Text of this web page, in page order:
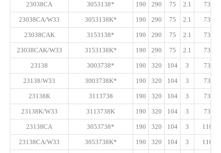
23038CA 3053138* 190 290 75 2.1 730
23038CA/W33 3053138K* 190 290 75 2.1 730
23038CAK 3153138* 190 290 75 2.1 730
23038CAK/W33 3153138K* 190 290 75 2.1 730
23138 3003738* 190 320 104 3 730
23138/W33 3003738K* 190 320 104 3 730
23138K 3113738 190 320 104 3 730
23138K/W33 3113738K 190 320 104 3 730
23138CA 3053738* 190 320 104 3 1100
23138CA/W33 3053738K* 190 320 104 3 1100